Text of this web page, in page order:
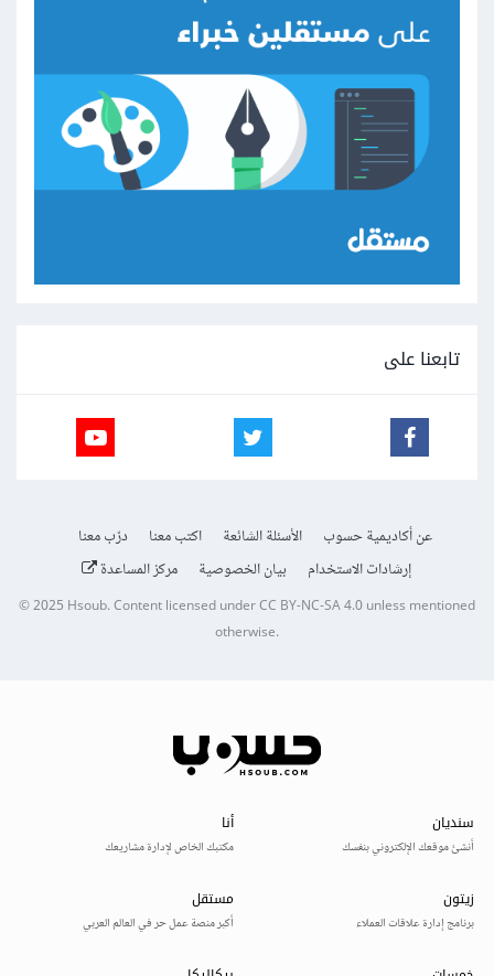
تابعنا على
عن أكاديمية حسوب الأسئلة الشائعة اكتب معنا
درّب معنا
إرشادات الاستخدام
بيان الخصوصية مركز المساعدة
© 2025Hsoub.Content licensed underCC BY-NC-SA 4.0unless mentioned
otherwise.